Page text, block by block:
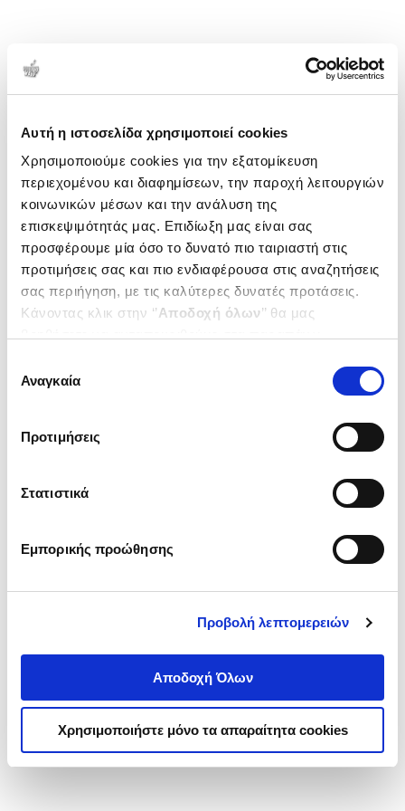
Αυτή η ιστοσελίδα χρησιμοποιεί cookies
Χρησιμοποιούμε cookies για την εξατομίκευση
περιεχομένου και διαφημίσεων, την παροχή λειτουργιών
κοινωνικών μέσων και την ανάλυση της
επισκεψιμότητάς μας. Επιδίωξη μας είναι σας
προσφέρουμε μία όσο το δυνατό πιο ταιριαστή στις
προτιμήσεις σας και πιο ενδιαφέρουσα στις αναζητήσεις
σας περιήγηση, με τις καλύτερες δυνατές προτάσεις.
Κάνοντας κλικ στην ‘’Αποδοχή όλων’’ θα μας
ενδιαφέρουν και να επιλέξετε από τα παρακάτω με την
΄΄και να ενημερωθείτε σχετικά με
συγκατάθεσης
Αναγκαία
Προτιμήσεις
Στατιστικά
Εμπορικής προώθησης
Προβολή λεπτομερειών
Αποδοχή Όλων
Χρησιμοποιήστε μόνο τα απαραίτητα cookies